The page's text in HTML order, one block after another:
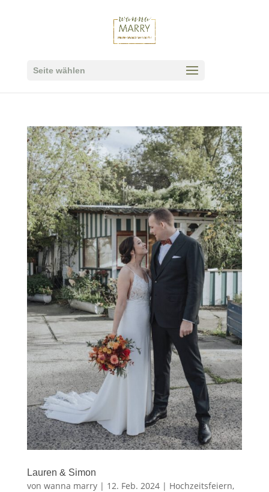
Seite wählen
Lauren & Simon
von wanna marry| 12. Feb. 2024| Hochzeitsfeiern,